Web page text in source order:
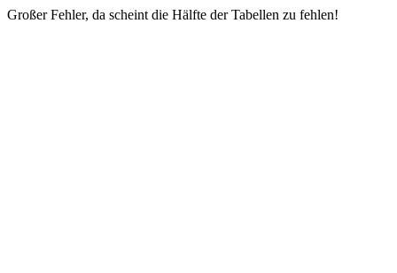
Großer Fehler, da scheint die Hälfte der Tabellen zu fehlen!